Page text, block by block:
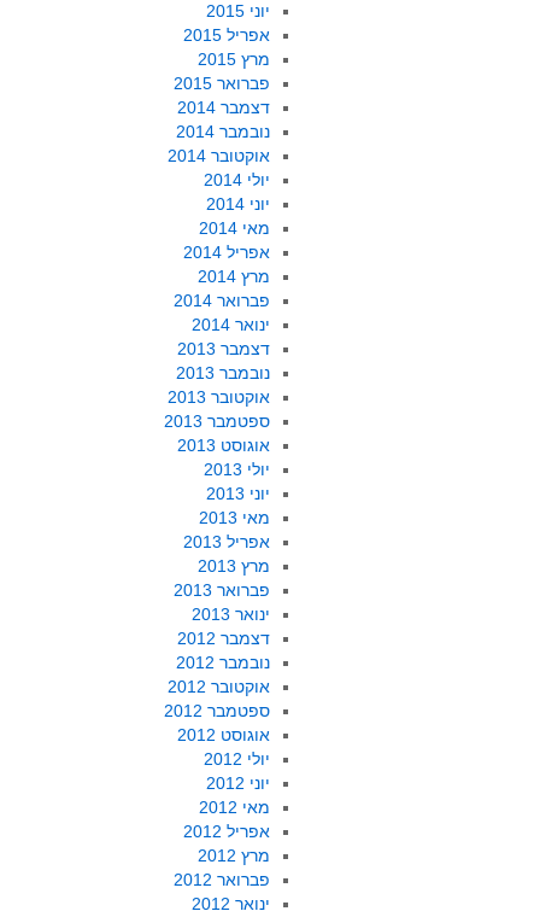
יוני 2015
אפריל 2015
מרץ 2015
פברואר 2015
דצמבר 2014
נובמבר 2014
אוקטובר 2014
יולי 2014
יוני 2014
מאי 2014
אפריל 2014
מרץ 2014
פברואר 2014
ינואר 2014
דצמבר 2013
נובמבר 2013
אוקטובר 2013
ספטמבר 2013
אוגוסט 2013
יולי 2013
יוני 2013
מאי 2013
אפריל 2013
מרץ 2013
פברואר 2013
ינואר 2013
דצמבר 2012
נובמבר 2012
אוקטובר 2012
ספטמבר 2012
אוגוסט 2012
יולי 2012
יוני 2012
מאי 2012
אפריל 2012
מרץ 2012
פברואר 2012
ינואר 2012